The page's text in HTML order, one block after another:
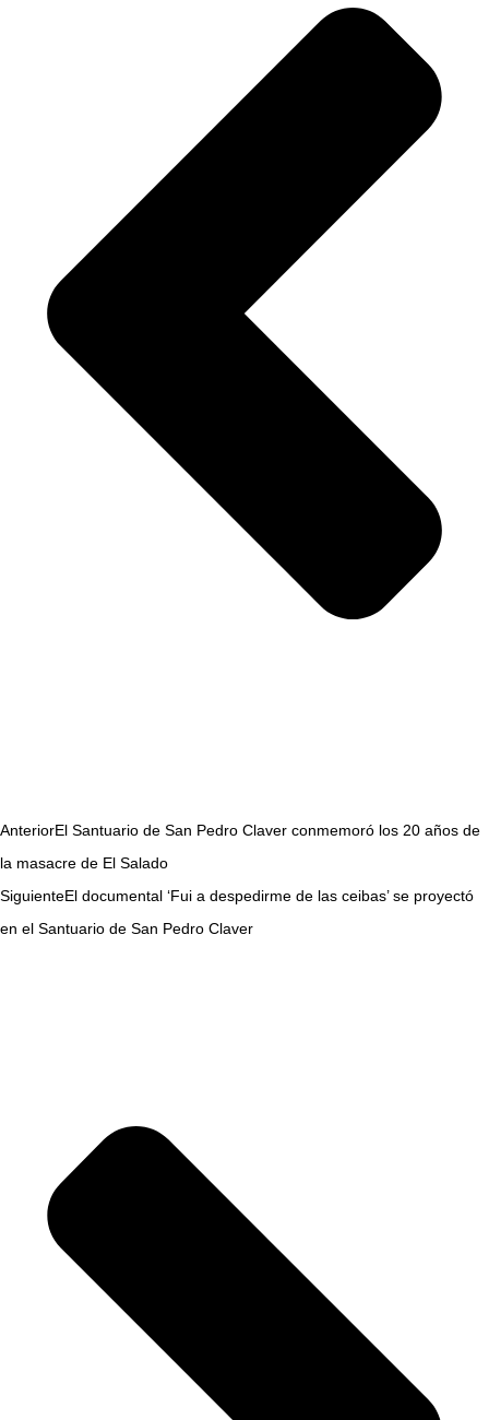
AnteriorEl Santuario de San Pedro Claver conmemoró los 20 años de
la masacre de El Salado
SiguienteEl documental ‘Fui a despedirme de las ceibas’ se proyectó
en el Santuario de San Pedro Claver